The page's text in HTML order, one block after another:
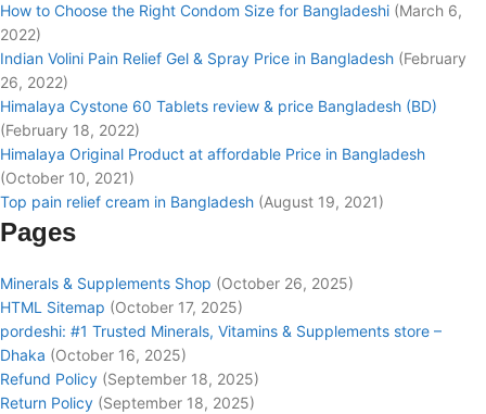
How to Choose the Right Condom Size for Bangladeshi (March 6,
2022)
Indian Volini Pain Relief Gel & Spray Price in Bangladesh (February
26, 2022)
Himalaya Cystone 60 Tablets review & price Bangladesh (BD)
(February 18, 2022)
Himalaya Original Product at affordable Price in Bangladesh
(October 10, 2021)
Top pain relief cream in Bangladesh (August 19, 2021)
Pages
Minerals & Supplements Shop (October 26, 2025)
HTML Sitemap (October 17, 2025)
pordeshi: #1 Trusted Minerals, Vitamins & Supplements store –
Dhaka (October 16, 2025)
Refund Policy (September 18, 2025)
Return Policy (September 18, 2025)